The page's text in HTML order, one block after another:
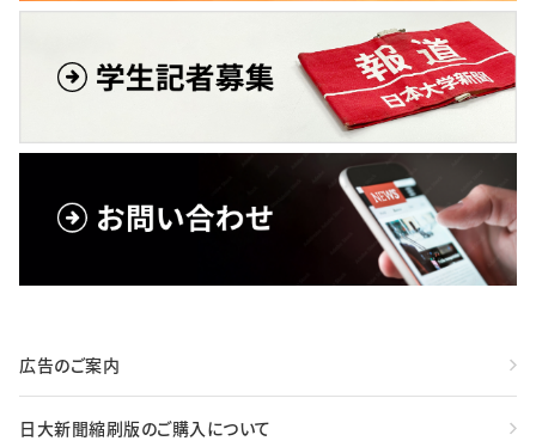
広告のご案内
日大新聞縮刷版のご購入について